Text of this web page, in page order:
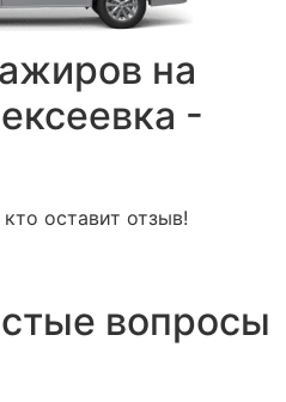
на
-
оставит отзыв!
вопросы